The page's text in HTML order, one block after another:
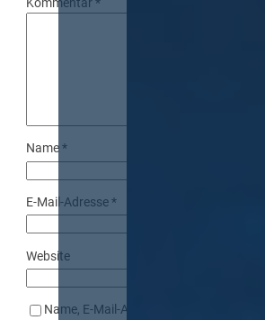
Name*
E-Mail-Adresse*
Website
Name, E-Mail-Adresse und Website in